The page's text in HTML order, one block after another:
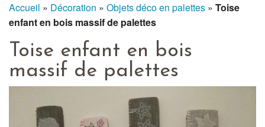
Accueil » Décoration » Objets déco en palettes » Toise
enfant en bois massif de palettes
Toise enfant en bois
massif de palettes